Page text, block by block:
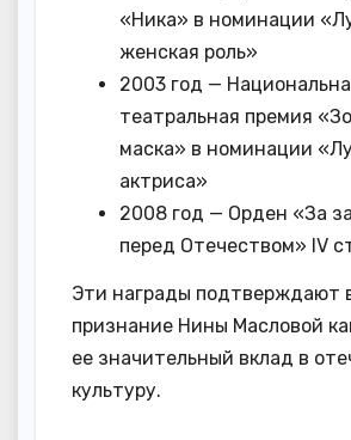
«Ника» в номинации
женская роль»
2003 год —
театральная премия
маска» в номинации
актриса»
2008 год — Орден «За
перед Отечеством» IV
Эти награды подтверждают
признание Нины Масловой
ее значительный вклад в
культуру.